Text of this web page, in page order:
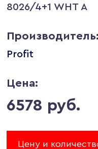
8026/4+1 WHT A
Производитель:
Profit
Цена:
6578 руб.
Цену и